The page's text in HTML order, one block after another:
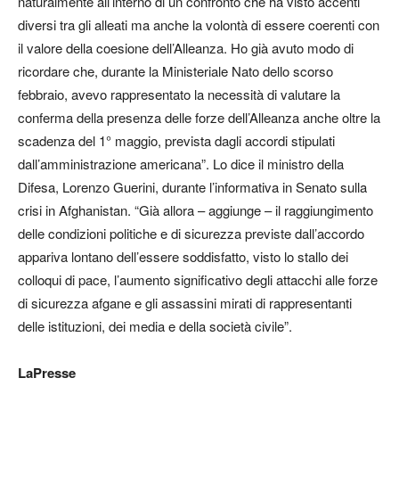
diversi tra gli alleati ma anche la volontà di essere coerenti con
il valore della coesione dell’Alleanza. Ho già avuto modo di
ricordare che, durante la Ministeriale Nato dello scorso
febbraio, avevo rappresentato la necessità di valutare la
conferma della presenza delle forze dell’Alleanza anche oltre la
scadenza del 1° maggio, prevista dagli accordi stipulati
dall’amministrazione americana”. Lo dice il ministro della
Difesa, Lorenzo Guerini, durante l’informativa in Senato sulla
crisi in Afghanistan. “Già allora – aggiunge – il raggiungimento
delle condizioni politiche e di sicurezza previste dall’accordo
appariva lontano dell’essere soddisfatto, visto lo stallo dei
colloqui di pace, l’aumento significativo degli attacchi alle forze
di sicurezza afgane e gli assassini mirati di rappresentanti
delle istituzioni, dei media e della società civile”.
LaPresse